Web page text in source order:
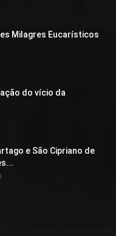
Milagres Eucarísticos
do vício da
e São Cipriano de